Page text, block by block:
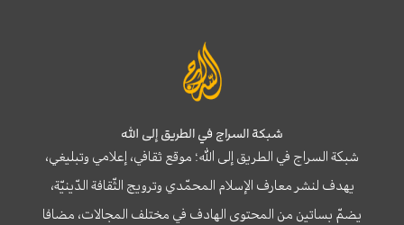
شبكة السراج في الطريق إلى الله
شبكة السراج في الطريق إلى الله؛ موقع ثقافي، إعلامي وتبليغي،
يهدف لنشر معارف الإسلام المحمّدي وترويج الثّقافة الدّينيّة،
يضمّ بساتين من المحتوى الهادف في مختلف المجالات، مضافا